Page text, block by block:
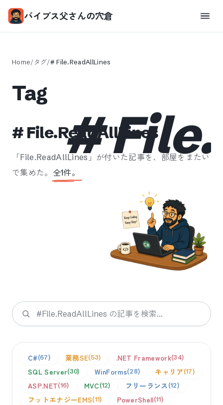
バイブス父さんの穴倉
Home/タグ/#File.ReadAllLines
#
Tag
# File.ReadAllLines
「File.ReadAllLines 」が付いた記事を、部屋をまたい
で集めた。 全1件。
検索
C# 67 業務SE 53 .NET Framework 34
SQL Server 30 WinForms 28 キャリア 17
ASP.NET 16 MVC 12 フリーランス 12
フットエナジーEMS 11 PowerShell 11